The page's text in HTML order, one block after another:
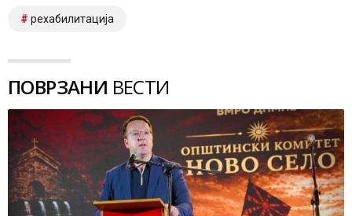
рехабилитација
ПОВРЗАНИ ВЕСТИ